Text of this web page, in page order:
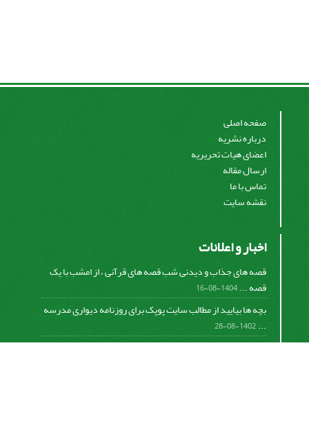
صفحه اصلی
درباره نشریه
اعضای هیات تحریریه
ارسال مقاله
تماس با ما
نقشه سایت
اخبار و اعلانات
قصه های جذاب و دیدنی شب قصه های قرآنی ، از امشب با یک
قصه ...1404-08-16
بچه ها بیایید از مطالب سایت پوپک برای روزنامه دیواری مدرسه
...
1402-08-28